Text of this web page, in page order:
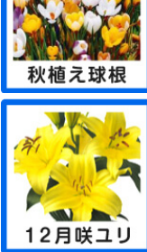
みかん・柑橘類
桃・すもも
メロン
りんご
スイカ
和梨・洋梨
青梅・生梅
パイナップル
マンゴー
ライチ
さくらんぼ
ぶどう
柿
いちご
旬の果物
フルーツセット
果物２
果物３
食品予備1
野菜セット
さつまいも
たまねぎ
じゃがいも
トウモロコシ
トマト
にんにく
しょうが
長いも・山芋
里いも
ごぼう
きのこ・松茸
旬の野菜
野菜２
野菜３
食品予備12
お惣菜・冷凍おかず
精肉・肉加工品・ミー
ト
梅干し・漬物
お菓子
ドライフルーツ
冷凍フルーツ・野菜
調味料
乾物
飲料・ジュース類・お
茶
穀物・麺・米
ナッツ
たまご
缶詰・保存食
その他 加工食品
食品予備15
食用油・健康オイル
ハチミツ
パウダー
黒にんにく・ニンニク
漬け
健康茶
その他 健康
健康食品３
食品予備20
えび・いか
かに
明太子・魚卵
海鮮
ほたて・貝類
鮭・サーモン
海藻類
うなぎ
さかな
海外食品２
海外食品３
ご当地グルメ２
ご当地グルメ３
ダイナマイトセール食
品
食品セール２
食品セール３
食品予備24
食品予備25
食品予備26
食品予備27
食品予備28
食品予備29
食品予備30
2601食品仮登録
2603食品仮登録
2605食品仮登録
【食品】23秋商品
【食品】24春商品
【食品】24秋商品
【食品】25春商品
【食品】25秋商品
食品旧商品
品切れ商品
食品予備36
食品予備37
食品予備38
食品予備39
食品予備40
食品予備41
食品予備42
食品予備43
食品予備44
食品予備45
バリカン
草刈機
チェーンソー
噴霧器・ポンプ
耕耘機
ブロワ・枝粉砕機など
その他 農業機械
イボ付鋼管製支柱スー
パー
極太鋼管杭
トンネル支柱
グラスファイバー支柱
天然竹支柱
イボ付鋼管製支柱 連
結タイプ
強化グラスファイバー
支柱
菜園アーチ支柱
パイプ支柱
パイプ支柱用フィルム
パイプ支柱用遮光ネツ
イボ付鋼管製支柱シル
バー
鋼管製スライド支柱
果樹用イボ竹
その他支柱・藤棚など
天然木支柱
短寸イボ支柱
イボ付鋼管製支柱ブラ
ウン
ストロングイボ竹
トンネルアーチセット
平型鉄線支柱
高圧洗浄機
電動工具
ハサミ・ノコギリ
鎌・斧・その他刃物
ペンチ・工具
温度計・計量器・メジ
ャーなど
ロープ・テープ・結束
用品
作業着・帽子・手袋な
散水・水まわり用品
土農具
園芸便利グッズ
（園芸便利グッズ）支
柱関連
（園芸便利グッズ）シ
ート・マルチ関連
収納庫
台車・カート
ゴミ処理グッズ
送料まとめて600円コ
ーナー
防草シート各種・防草
シート関連資材
マルチング材
防虫・遮光ネット
防鳥ネット
温室フィルム
EVAフィルム
愛栽シートA
愛栽シートB
パスライトブルー
防風ネット
トンネルフィルム
換気穴付トンネルフィ
ルム
動物撃退グッズ
モグラ対策
虫対策
捕獲器・その他
アニマルネット
ニューガードネット
菜園ガードネットセッ
アニマルフェンス
資材予備71
ビニールハウス
アルミ製温室
温室用保温グッズ
育苗・種まき用品
【温室関連】 替カバ
ー・替芯など
【単品購入用】 温室
用 替カバーなど
【本体同時購入用】
温室用 替カバーなど
土・肥料・土壌改良材
水苔・ココヤシ製品
その他 用土・肥料
薬剤（液肥・除草剤な
ど）
土・肥料100円コーナ
センサーライト・てら
す君
庭園灯 その他
LED電球
LED蛍光灯
LEDシーリングライト
LED投光器
LEDスポットライト
デザイン照明
人工芝・マット類
バークチップ他
レンガ等
庭池
パキスタン鉢
テラコッタ・素焼鉢
ベトナム鉢
睡蓮鉢
木製プランター
アンティーク鉢
強化プランター
ブリキ鉢
陶器鉢・駄温鉢
ポリ樹脂製鉢
ビッグ鉢
スリット鉢
菜園プランター
透水ポット
その他の鉢
アーチ・フェンスなど
アーチ・バラアーチ
フェンス
オベリスク
トレリス
パーゴラ
花台
日よけ・室外機カバー
テーブル・チェア・ベ
ンチ
ウッドデッキ・スウィ
ング
ウッドパネル
タイルデッキパネル
ポスト
噴水付きオーナメント
洋風オーナメント
天使・妖精オーナメン
動物オーナメント
【菊資材】土
【菊資材】液肥・肥料
【菊資材】支柱
【菊資材】鉢
【菊資材】水苔マット
【菊資材】鉢底マット
【菊資材】輪台
【菊資材】誘引クリッ
プ他 小物
冷感＆夏向け 熱中症
対策グッズ
調理家電・キッチン用
防災グッズ
健康グッズ
掃除グッズ
ペット用品
インテリア
アパレル関連
冬向けグッズ特集
おもちゃ
パソコン・スマホ関連
造花
のぼり旗
アレンジ用花材
その他生活雑貨
コロナ対策グッズ
父の日
ドライブレコーダー
その他 カー用品
防犯カメラ
その他 防犯グッズ
ツリー型イルミ・クリ
スマスツリー
ストレートライト
カーテンツリー
ドレープ＆つらら系
モチーフライト
カーテンライト
ネットライト
ロープライト
イルミ用・電源グッズ
その他 イルミネーシ
ョン
資材 期間限定セール
対象商品
法人向け大型農業資材
夏向けグッズ特集
sizai_astk
資材緊急セール
大感謝セールカタロ
グ・チラシ【資材】
電動噴霧器パーツ
鉄製品セール祭り
ペット用品
目隠し垣・袖垣
天然石材・人工石材
和風噴水
人工木製品
資材予備6
資材予備7
資材予備8
資材予備9
資材予備10
資材予備11
資材予備12
資材予備13
資材予備14
資材予備15
資材予備16
資材予備17
資材予備18
資材予備19
資材予備20
資材予備21
資材予備22
資材予備23
資材予備24
資材予備25
資材予備26
資材予備27
資材予備28
資材予備29
大カテゴリーなど予備
大カテゴリーなど予備
大カテゴリーなど予備
大カテゴリーなど予備
大カテゴリーなど予備
大カテゴリーなど予備
大カテゴリーなど予備
大カテゴリーなど予備
大カテゴリーなど予備
資材予備2
資材予備30
資材予備33
資材予備34
資材予備35
資材予備36
資材予備37
資材予備38
資材予備39
資材予備40
資材予備41
資材予備42
資材予備43
資材予備44
資材予備45
資材予備46
資材予備47
資材予備48
資材予備49
資材予備50
資材予備57
資材予備64
資材予備78
資材予備85
資材予備90
資材予備95
資材予備112
資材予備124
資材予備136
資材予備137
資材予備131
資材予備145
資材予備152
資材予備159
資材予備166
資材予備173
資材予備179
資材予備180
資材予備181
資材予備188
資材予備193
資材予備195
資材予備202
資材予備222
資材予備230
26年8月 5％クーポン
セール対象商品
ダイナマイトセール
25年植物MidWeekセ
25年資材MidWeekセ
25年食品MidWeekセ
24年6月改装記念クー
ポンセール
品番重複商品
その他予備8
プラチナ会員様専用チ
2025年9月24日新聞広
告掲載商品
2025年10月8日新聞広
告掲載商品
新聞広告掲載商品_3
新聞広告掲載商品_4
新聞広告掲載商品_5
新聞広告掲載商品_6
10月9日新聞広告掲載
その他予備1
その他予備2
その他予備3
その他予備4
その他予備5
その他予備6
その他予備7
その他予備13
その他予備16
その他予備17
その他予備18
その他予備19
その他予備20
その他予備21
その他予備22
その他予備23
その他予備24
その他未使用カテゴリ
その他未使用カテゴリ
その他未使用カテゴリ
その他未使用カテゴリ
その他未使用カテゴリ